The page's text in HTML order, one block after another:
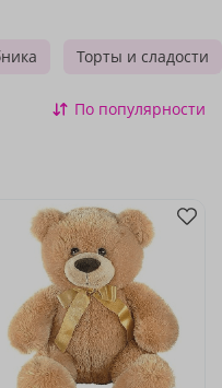
Торты и сладости
По популярности